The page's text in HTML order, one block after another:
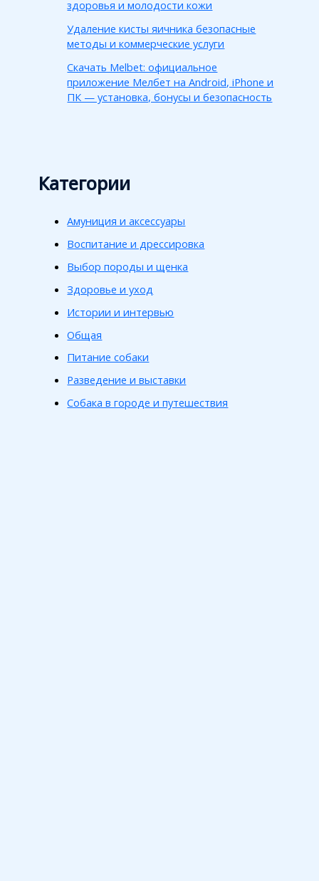
здоровья и молодости кожи
Удаление кисты яичника безопасные
методы и коммерческие услуги
Скачать Melbet: официальное
приложение Мелбет на Android, iPhone и
ПК — установка, бонусы и безопасность
Категории
Амуниция и аксессуары
Воспитание и дрессировка
Выбор породы и щенка
Здоровье и уход
Истории и интервью
Общая
Питание собаки
Разведение и выставки
Собака в городе и путешествия